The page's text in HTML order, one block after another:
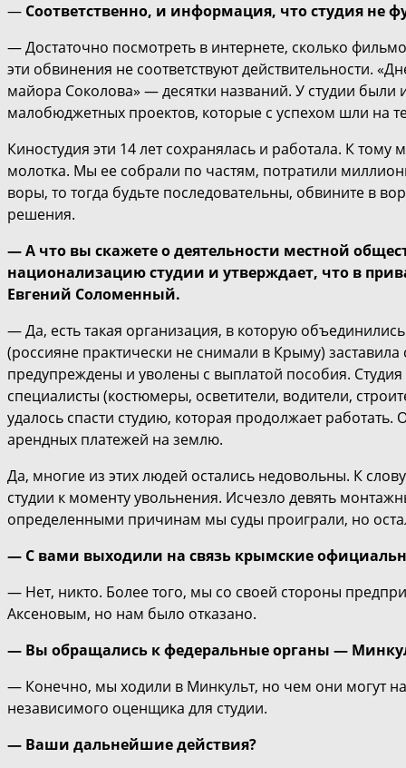
— Соответственно, и информация, что студия не
— Достаточно посмотреть в интернете, сколько
эти обвинения не соответствуют действительности.
майора Соколова» — десятки названий. У студии
малобюджетных проектов, которые с успехом шли на
Киностудия эти 14 лет сохранялась и работала. К
молотка. Мы ее собрали по частям, потратили
воры, то тогда будьте последовательны, обвините в
решения.
— А что вы скажете о деятельности местной
национализацию студии и утверждает, что в
Евгений Соломенный.
— Да, есть такая организация, в которую
(россияне практически не снимали в Крыму)
предупреждены и уволены с выплатой пособия.
специалисты (костюмеры, осветители, водители,
удалось спасти студию, которая продолжает
арендных платежей на землю.
Да, многие из этих людей остались недовольны. К
студии к моменту увольнения. Исчезло девять
определенными причинам мы суды проиграли, но
— С вами выходили на связь крымские
— Нет, никто. Более того, мы со своей стороны
Аксеновым, но нам было отказано.
— Вы обращались к федеральные органы —
— Конечно, мы ходили в Минкульт, но чем они могут
независимого оценщика для студии.
— Ваши дальнейшие действия?